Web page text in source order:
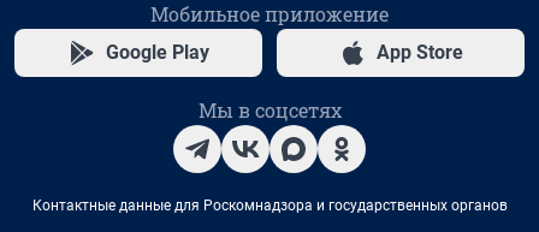
Мобильное приложение
Google Play App Store
Мы в соцсетях
Контактные данные для Роскомнадзора и государственных органов